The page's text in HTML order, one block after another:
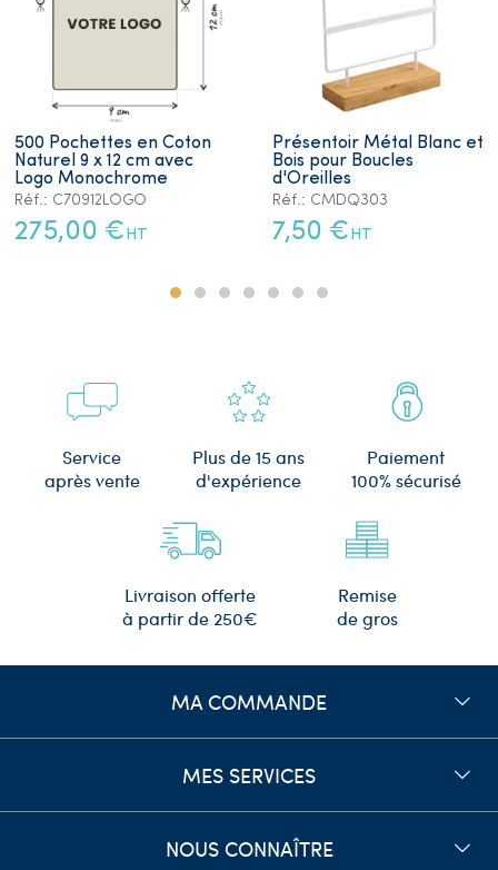
500 Pochettes en Coton
Naturel 9 x 12 cm avec
Logo Monochrome
Réf.: C70912LOGO
275,00 € HT
Présentoir Métal Blanc et
Bois pour Boucles
d'Oreilles
Réf.: CMDQ303
7,50 € HT
Service
après vente
Plus de 15 ans
d'expérience
Paiement
100% sécurisé
Livraison offerte
à partir de 250€
Remise
de gros
MA COMMANDE
MES SERVICES
NOUS CONNAÎTRE